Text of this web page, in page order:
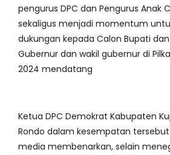
pengurus DPC dan Pengurus Anak
sekaligus menjadi momentum
dukungan kepada Calon Bupati
Gubernur dan wakil gubernur di
2024 mendatang
Ketua DPC Demokrat Kabupaten
Rondo dalam kesempatan
media membenarkan, selain